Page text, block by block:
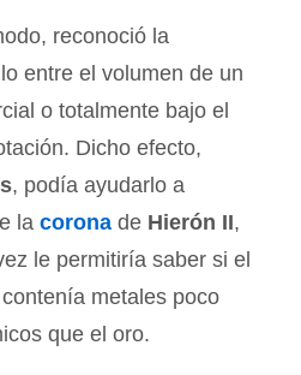
reconoció la
entre el volumen de un
o totalmente bajo el
Dicho efecto,
, podía ayudarlo a
la corona de Hierón II,
le permitiría saber si el
metales poco
que el oro.